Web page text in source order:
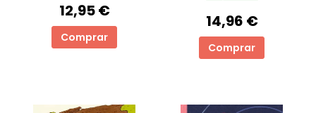
12,95 €
Comprar
14,96 €
Comprar